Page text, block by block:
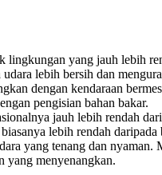
yang jauh lebih
lebih bersih dan
dengan kendaraan
pengisian bahan bakar.
jauh lebih rendah
lebih rendah daripada
yang tenang dan
yang menyenangkan.